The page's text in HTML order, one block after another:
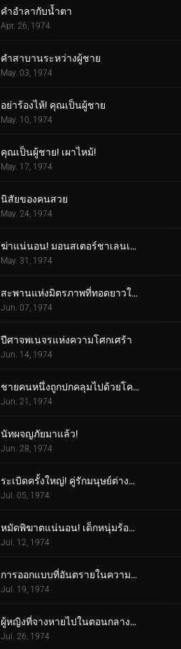
คำอำลากับน้ำตา
Apr. 26, 1974
คำสาบานระหว่างผู้ชาย
May. 03, 1974
อย่าร้องไห้! คุณเป็นผู้ชาย
May. 10, 1974
คุณเป็นผู้ชาย! เผาไหม้!
May. 17, 1974
นิสัยของคนสวย
May. 24, 1974
ฆ่าแน่นอน! มอนสเตอร์ชาเลนเจอร์!
May. 31, 1974
สะพานแห่งมิตรภาพที่ทอดยาวในอวกาศ
Jun. 07, 1974
ปีศาจพเนจรแห่งความโศกเศร้า
Jun. 14, 1974
ชายคนหนึ่งถูกปกคลุมไปด้วยโคลน
Jun. 21, 1974
นัทผจญภัยมาแล้ว!
Jun. 28, 1974
ระเบิดครั้งใหญ่! คู่รักมนุษย์ต่างดาวผู้สิ้นหวัง
Jul. 05, 1974
หมัดพิฆาตแน่นอน! เด็กหนุ่มร้องเรียกเมื่อเกิดพายุ
Jul. 12, 1974
การออกแบบที่อันตรายในความมืด! โจมตีด้วยจิตวิญญาณแห่งการต่อสู้
Jul. 19, 1974
ผู้หญิงที่จางหายไปในตอนกลางคืน
Jul. 26, 1974